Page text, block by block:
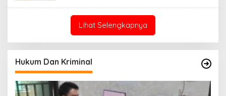
Lihat Selengkapnya
Hukum Dan Kriminal